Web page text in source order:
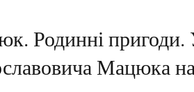
Родинні пригоди.
Мацюка на